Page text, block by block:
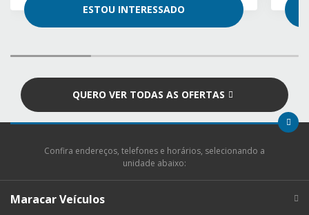
ESTOU INTERESSADO
QUERO VER TODAS AS OFERTAS
Confira endereços, telefones e horários, selecionando a
unidade abaixo:
Maracar Veículos